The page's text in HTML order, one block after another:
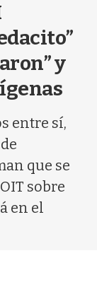
y
entre sí,
que se
sobre
en el